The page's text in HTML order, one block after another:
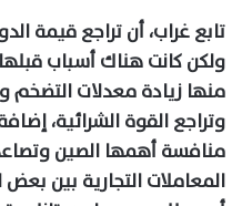
تابع غراب، أن تراجع قيمة
ولكن كانت هناك أسباب
منها زيادة معدلات التضخم
وتراجع القوة الشرائية،
منافسة أهمها الصين
المعاملات التجارية بين بعض